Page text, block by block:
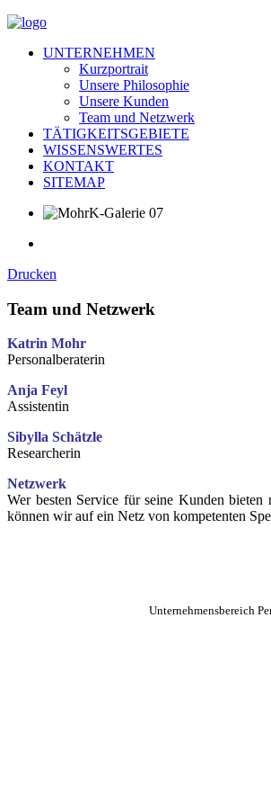
UNTERNEHMEN
Kurzportrait
Unsere Philosophie
Unsere Kunden
Team und Netzwerk
TÄTIGKEITSGEBIETE
WISSENSWERTES
KONTAKT
SITEMAP
Drucken
Team und Netzwerk
Katrin Mohr
Personalberaterin
Anja Feyl
Assistentin
Sibylla Schätzle
Researcherin
Netzwerk
Wer besten Service für seine Kunden
können wir auf ein Netz von kompetenten
Unternehmensbereich